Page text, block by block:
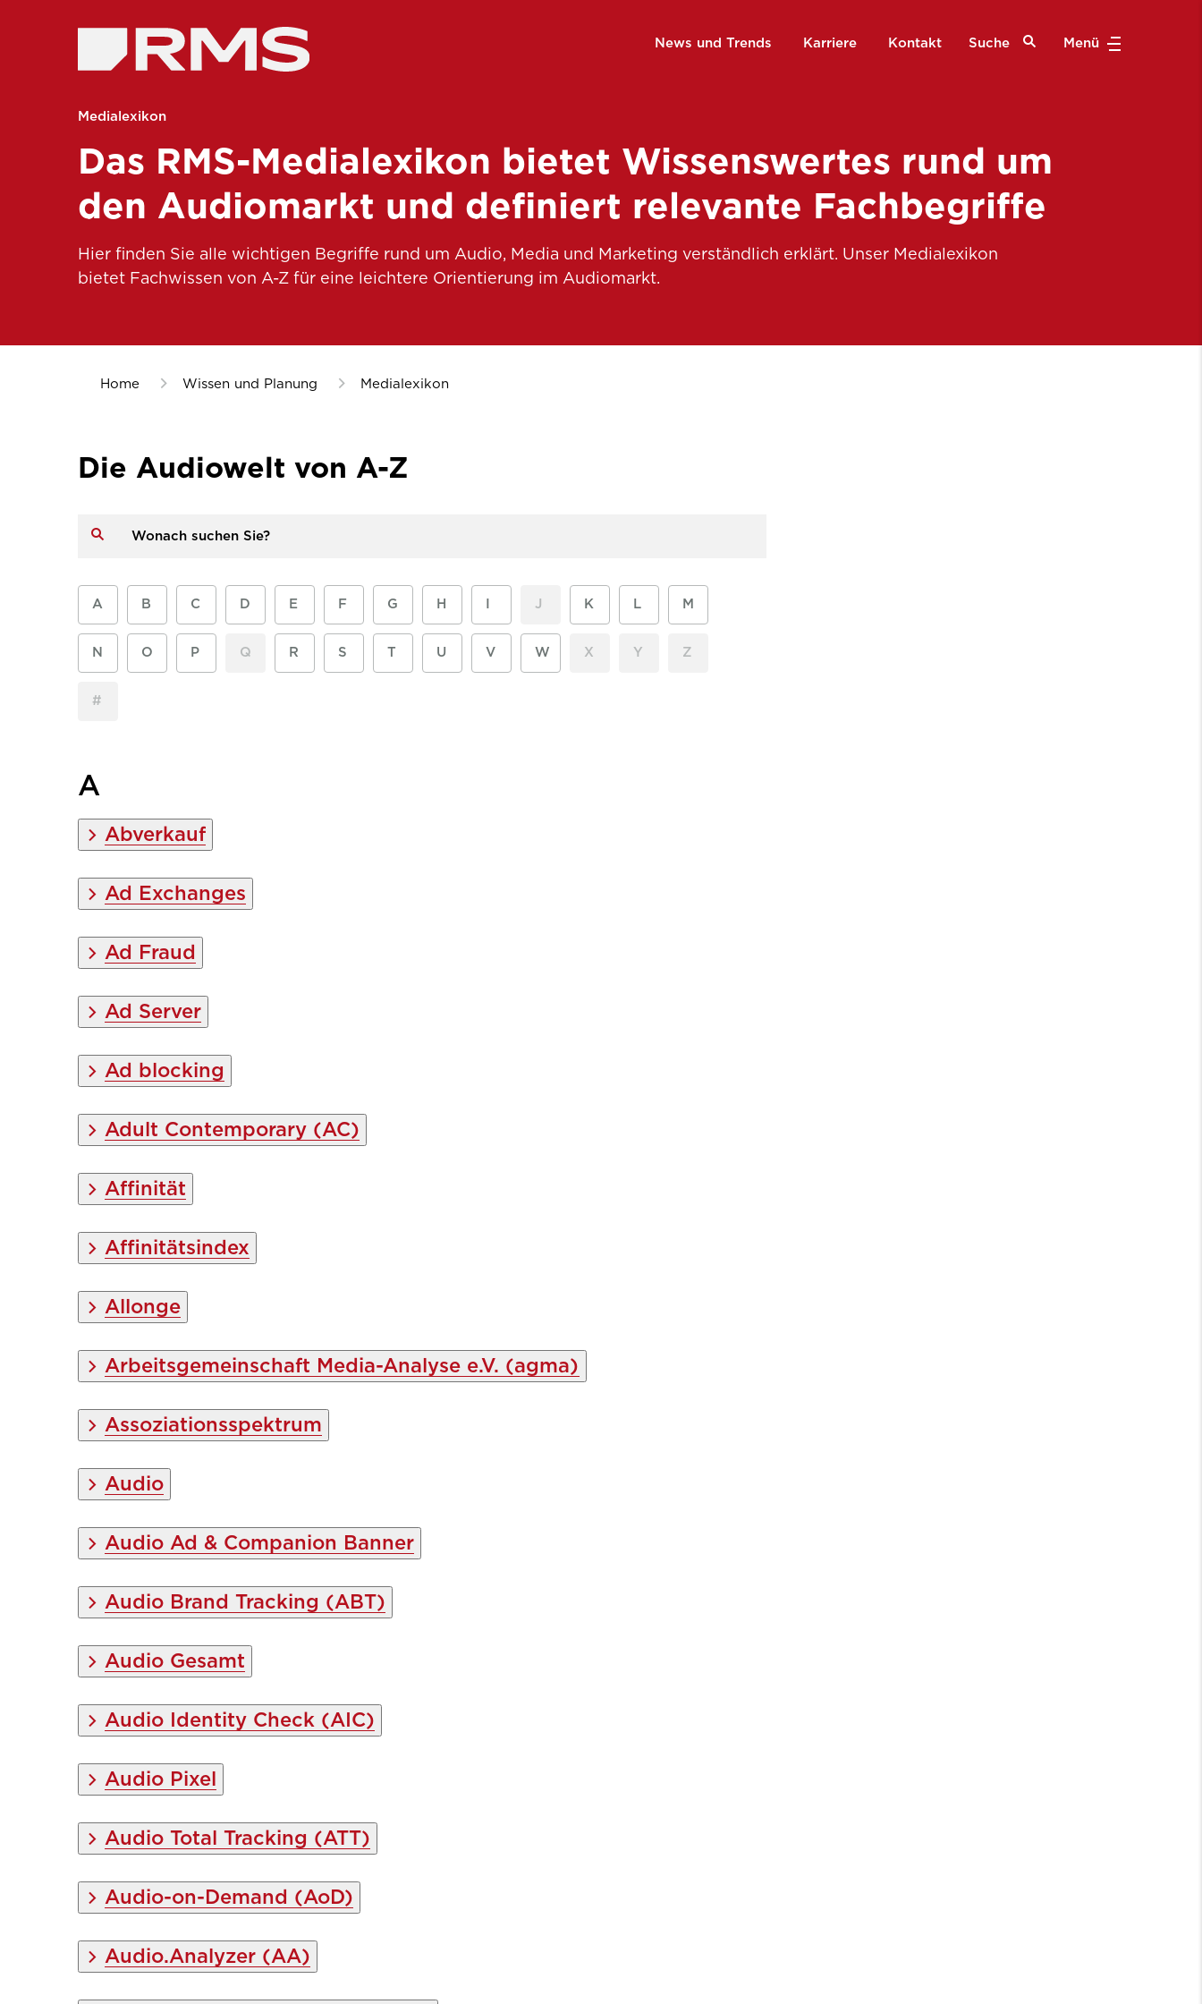
News und Trends Karriere Kontakt Suche Menü
Medialexikon
Das RMS-Medialexikon bietet Wissenswertes rund um
den Audiomarkt und definiert relevante Fachbegriffe
Hier finden Sie alle wichtigen Begriffe rund um Audio, Media und Marketing verständlich erklärt. Unser Medialexikon
bietet Fachwissen von A-Z für eine leichtere Orientierung im Audiomarkt.
Home Wissen und Planung Medialexikon
Die Audiowelt von A-Z
A B C D E F G H J K L M
N O P Q R S T U V W X Y Z
#
A
Abverkauf
Ad Exchanges
Ad Fraud
Ad Server
Ad blocking
Adult Contemporary (AC)
Affinität
Affinitätsindex
Allonge
Arbeitsgemeinschaft Media-Analyse e.V. (agma)
Assoziationsspektrum
Audio
Audio Ad & Companion Banner
Audio Brand Tracking (ABT)
Audio Gesamt
Audio Identity Check (AIC)
Audio Pixel
Audio Total Tracking (ATT)
Audio-on-Demand (AoD)
Audio.Analyzer (AA)